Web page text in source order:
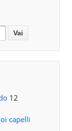
12
capelli